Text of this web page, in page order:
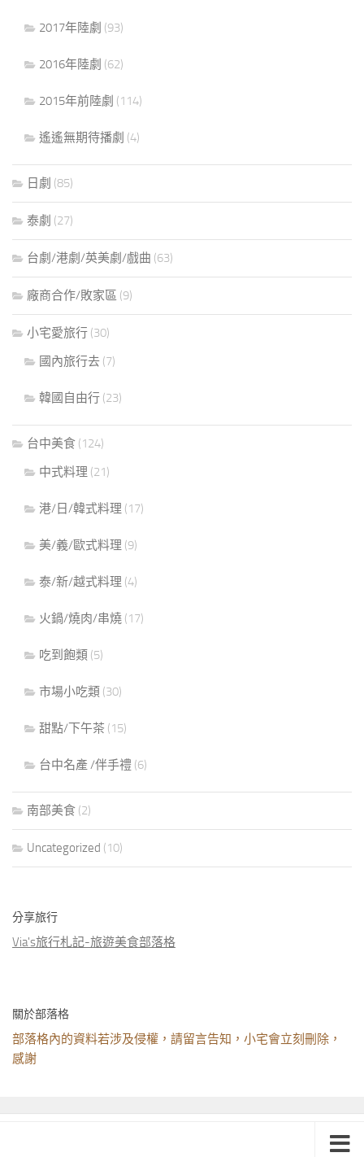
2017年陸劇 (93)
2016年陸劇 (62)
2015年前陸劇 (114)
遙遙無期待播劇 (4)
日劇 (85)
泰劇 (27)
台劇/港劇/英美劇/戲曲 (63)
廠商合作/敗家區 (9)
小宅愛旅行 (30)
國內旅行去 (7)
韓國自由行 (23)
台中美食 (124)
中式料理 (21)
港/日/韓式料理 (17)
美/義/歐式料理 (9)
泰/新/越式料理 (4)
火鍋/燒肉/串燒 (17)
吃到飽類 (5)
市場小吃類 (30)
甜點/下午茶 (15)
台中名產 /伴手禮 (6)
南部美食 (2)
Uncategorized (10)
分享旅行
Via's旅行札記-旅遊美食部落格
關於部落格
部落格內的資料若涉及侵權，請留言告知，小宅會立刻刪除，
感謝